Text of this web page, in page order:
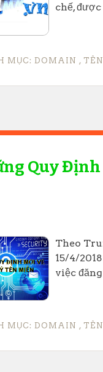
chế,
MỤC: DOMAIN ,
Quy Định
Theo
15/4/
việc
MỤC: DOMAIN ,